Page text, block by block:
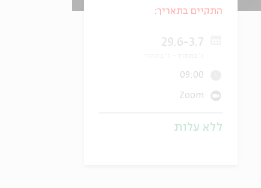
התקיים בתאריך:
29.6-3.7
09:00
Zoom
ללא עלות